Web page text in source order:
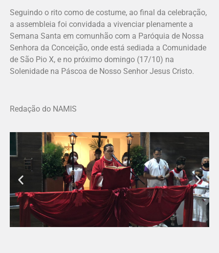
Seguindo o rito como de costume, ao final da celebração,
a assembleia foi convidada a vivenciar plenamente a
Semana Santa em comunhão com a Paróquia de Nossa
Senhora da Conceição, onde está sediada a Comunidade
de São Pio X, e no próximo domingo (17/10) na
Solenidade na Páscoa de Nosso Senhor Jesus Cristo.
Redação do NAMIS